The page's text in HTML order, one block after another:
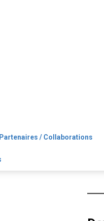
Partenaires / Collaborations